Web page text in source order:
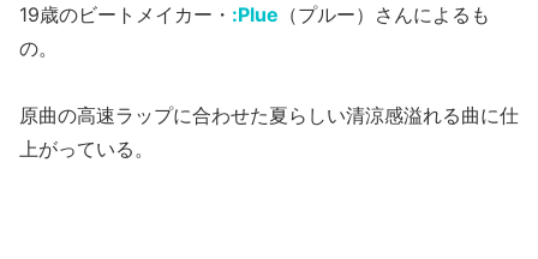
19歳のビートメイカー・ :Plue （プルー）さんによるも
の。
原曲の高速ラップに合わせた夏らしい清涼感溢れる曲に仕
上がっている。